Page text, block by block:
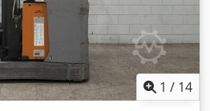
bis auf 1900 mm
1 / 14